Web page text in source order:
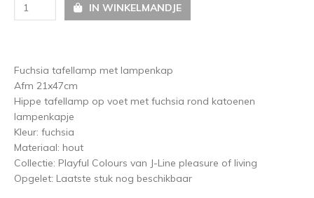
IN WINKELMANDJE
Fuchsia tafellamp met lampenkap
Afm 21x47cm
Hippe tafellamp op voet met fuchsia rond katoenen
lampenkapje
Kleur: fuchsia
Materiaal: hout
Collectie: Playful Colours van J-Line pleasure of living
Opgelet: Laatste stuk nog beschikbaar